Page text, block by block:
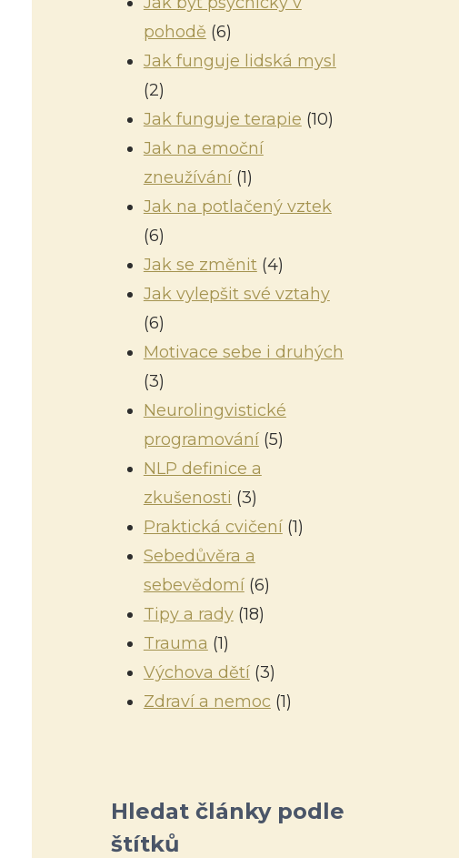
pohodě (6)
Jak funguje lidská mysl
(2)
Jak funguje terapie (10)
Jak na emoční
zneužívání(1)
Jak na potlačený vztek
(6)
Jak se změnit(4)
Jak vylepšit své vztahy
(6)
Motivace sebe i druhých
(3)
Neurolingvistické
programování(5)
NLP definice a
zkušenosti (3)
Praktická cvičení(1)
Sebedůvěra a
sebevědomí(6)
Tipy a rady(18)
Trauma (1)
Výchova dětí(3)
Zdraví a nemoc (1)
Hledat články podle
štítků